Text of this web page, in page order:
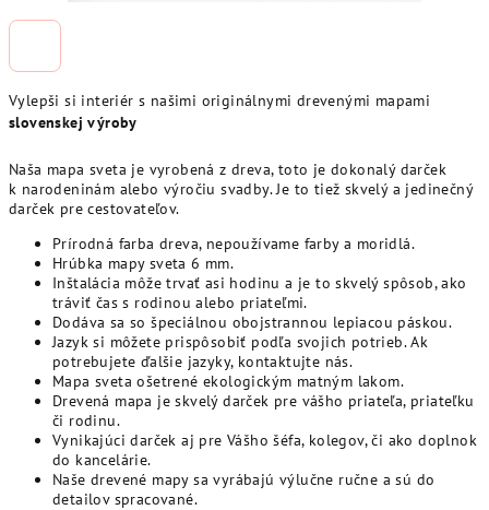
Vylepši si interiér s našimi originálnymi drevenými mapami
slovenskej výroby
Naša mapa sveta je vyrobená z dreva, toto je dokonalý darček
k narodeninám alebo výročiu svadby. Je to tiež skvelý a jedinečný
darček pre cestovateľov.
Prírodná farba dreva, nepoužívame farby a moridlá.
Hrúbka mapy sveta 6 mm.
Inštalácia môže trvať asi hodinu a je to skvelý spôsob, ako
tráviť čas s rodinou alebo priateľmi.
Dodáva sa so špeciálnou obojstrannou lepiacou páskou.
Jazyk si môžete prispôsobiť podľa svojich potrieb. Ak
potrebujete ďalšie jazyky, kontaktujte nás.
Mapa sveta ošetrené ekologickým matným lakom.
Drevená mapa je skvelý darček pre vášho priateľa, priateľku
či rodinu.
Vynikajúci darček aj pre Vášho šéfa, kolegov, či ako doplnok
do kancelárie.
Našedrevené mapy sa vyrábajú výlučne ručne a sú do
detailov spracované.
A
R
M
O